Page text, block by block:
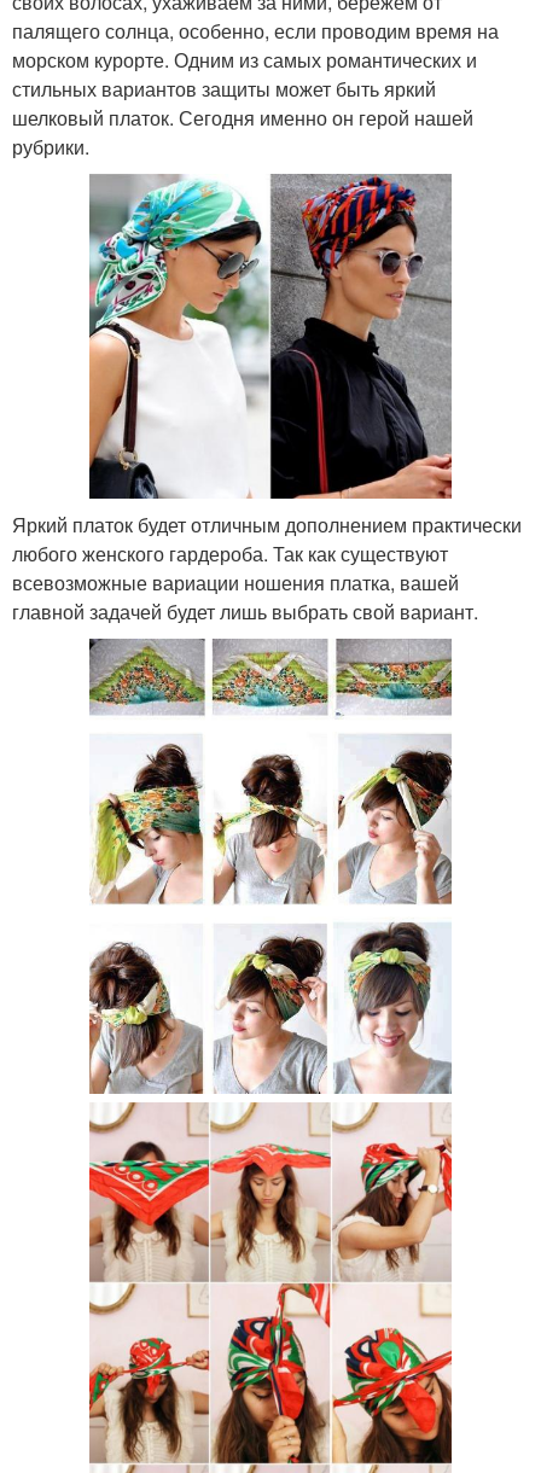
палящего солнца, особенно, если проводим время на
морском курорте. Одним из самых романтических и
стильных вариантов защиты может быть яркий
шелковый платок. Сегодня именно он герой нашей
рубрики.
Яркий платок будет отличным дополнением практически
любого женского гардероба. Так как существуют
всевозможные вариации ношения платка, вашей
главной задачей будет лишь выбрать свой вариант.